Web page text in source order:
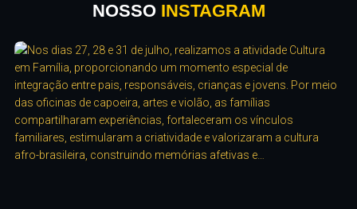
NOSSOINSTAGRAM